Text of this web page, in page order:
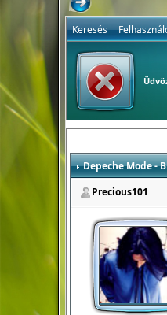
Keresés
Depeche Mode -
Precious101